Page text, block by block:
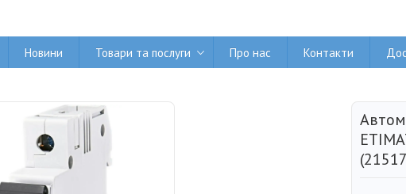
Новини Товари та послуги Про нас Контакти